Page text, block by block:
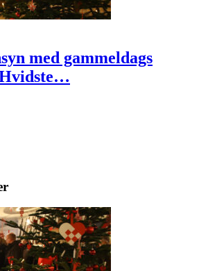
med gammeldags